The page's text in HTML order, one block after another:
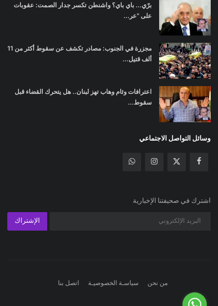
برّي... باي باي؟ واشنطن تكسر جدار الصمت: عقوبات
على "عر...
مجزرة في الجنوب: مصادر تكشف عن سقوط أكثر من 11
ألف قتيل...
اعترافات وئام وهاب تهز لبنان.. هل يتحرك القضاء قبل
سقوط...
وسائل التواصل الاجتماعي
اشترك في صحيفتنا الإخبارية
الإشتراك
من نحن سياسـة الخصوصيـة اتصل بنا